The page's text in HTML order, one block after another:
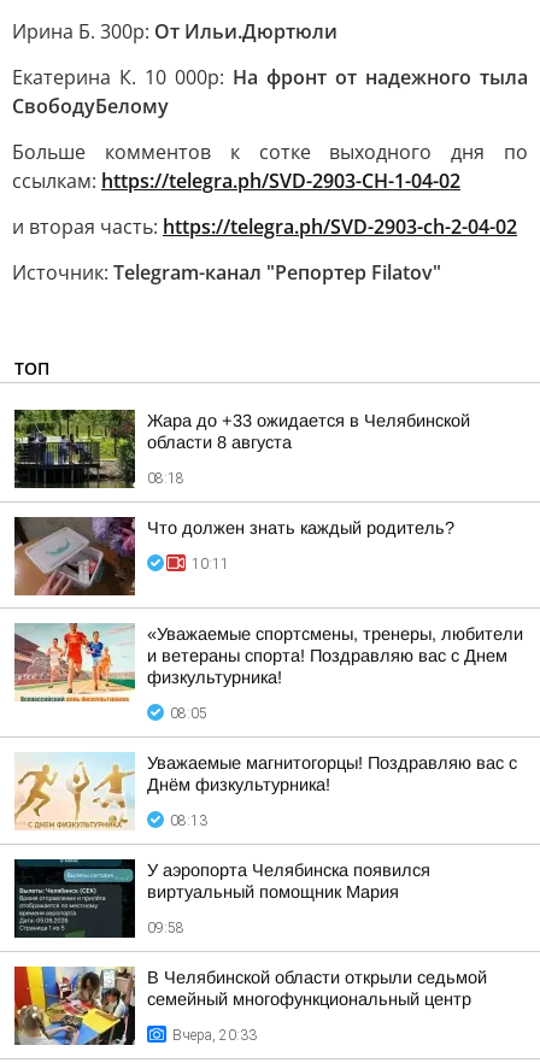
Ирина Б. 300р: От Ильи.Дюртюли
Екатерина К. 10 000р: На фронт от надежного тыла
СвободуБелому
Больше комментов к сотке выходного дня по
ссылкам: https://telegra.ph/SVD-2903-CH-1-04-02
и вторая часть: https://telegra.ph/SVD-2903-ch-2-04-02
Источник: Telegram-канал "Репортер Filatov"
ТОП
Жара до +33 ожидается в Челябинской
области 8 августа
08:18
Что должен знать каждый родитель?
10:11
«Уважаемые спортсмены, тренеры, любители
и ветераны спорта! Поздравляю вас с Днем
физкультурника!
08:05
Уважаемые магнитогорцы! Поздравляю вас с
Днём физкультурника!
08:13
У аэропорта Челябинска появился
виртуальный помощник Мария
09:58
В Челябинской области открыли седьмой
семейный многофункциональный центр
Вчера, 20:33